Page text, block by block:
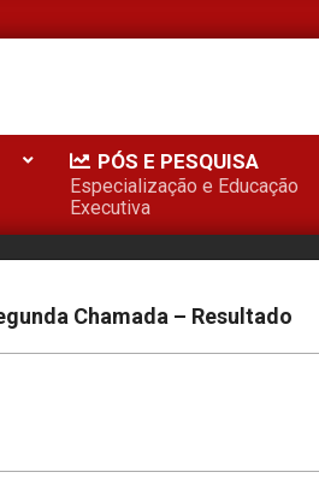
PÓS E PESQUISA
Especialização e Educação
Executiva
Chamada – Resultado